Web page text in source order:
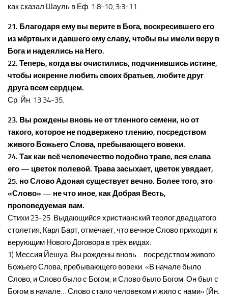
как сказал Шауль в Еф. 1:8-10, 3:3-11.
21. Благодаря ему вы верите в Бога, воскресившего его
из мёртвых и давшего ему славу, чтобы вы имели веру в
Бога и надеялись на Него.
22. Теперь, когда вы очистились, подчинившись истине,
чтобы искренне любить своих братьев, любите друг
друга всем сердцем.
Ср. Йн. 13:34-35.
23. Вы рождены вновь не от тленного семени, но от
такого, которое не подвержено тлению, посредством
живого Божьего Слова, пребывающего вовеки.
24. Так как всё человечество подобно траве, вся слава
его — цветок полевой. Трава засыхает, цветок увядает,
25. но Слово Адоная существует вечно. Более того, это
«Слово» — не что иное, как Добрая Весть,
проповедуемая вам.
Стихи 23-25. Выдающийся христианский теолог двадцатого
столетия, Карл Барт, отмечает, что вечное Слово приходит к
верующим Нового Договора в трёх видах:
1) Мессия Йешуа. Вы рождены вновь… посредством живого
Божьего Слова, пребывающего вовеки. «В начале было
Слово, и Слово было с Богом, и Слово было Богом. Он был с
Богом в начале… Слово стало человеком и жило с нами» (Йн.